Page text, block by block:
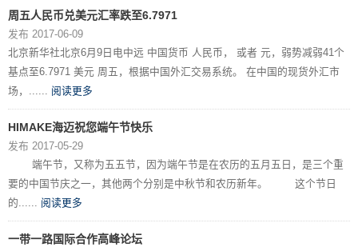
周五人民币兑美元汇率跌至6.7971
发布 2017-06-09
北京新华社北京6月9日电中远 中国货币 人民币， 或者 元，弱势减弱41个
基点至6.7971 美元 周五，根据中国外汇交易系统。 在中国的现货外汇市
场，...... 阅读更多
HIMAKE海迈祝您端午节快乐
发布 2017-05-29
端午节，又称为五五节，因为端午节是在农历的五月五日，是三个重
要的中国节庆之一，其他两个分别是中秋节和农历新年。 这个节日
的...... 阅读更多
一带一路国际合作高峰论坛